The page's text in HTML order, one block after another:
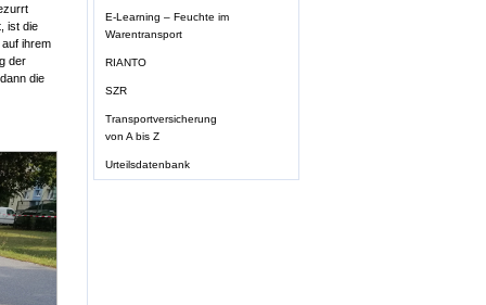
ist die
ihrem
der
die
E-Learning – Feuchte im
Warentransport
RIANTO
SZR
Transportversicherung
von A bis Z
Urteilsdatenbank